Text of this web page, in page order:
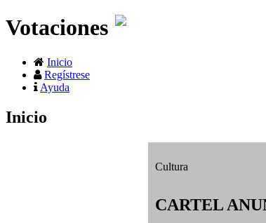
Votaciones
Inicio
Regístrese
Ayuda
Inicio
Cultura
CARTEL